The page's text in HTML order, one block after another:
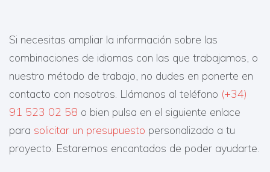
Si necesitas ampliar la información sobre las
combinaciones de idiomas con las que trabajamos, o
nuestro método de trabajo, no dudes en ponerte en
contacto con nosotros. Llámanos al teléfono (+34)
91 523 02 58 o bien pulsa en el siguiente enlace
para solicitar un presupuesto personalizado a tu
proyecto. Estaremos encantados de poder ayudarte.